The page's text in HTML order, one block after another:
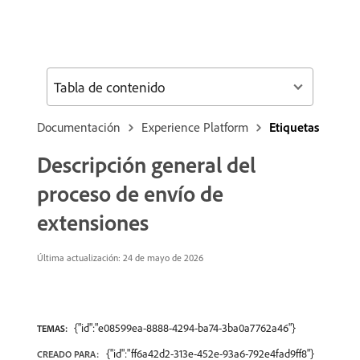
Documentación Experience Platform Etiquetas
Descripción general del
proceso de envío de
extensiones
Última actualización: 24 de mayo de 2026
TEMAS: {"id":"e08599ea-8888-4294-ba74-3ba0a7762a46"}
CREADO PARA: {"id":"ff6a42d2-313e-452e-93a6-792e4fad9ff8"}
Tabla de contenido